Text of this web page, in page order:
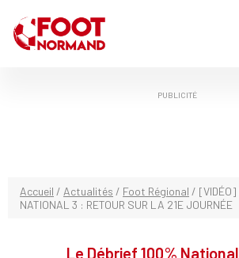
PUBLICITÉ
Accueil / Actualités / Foot Régional / [VIDÉO]
NATIONAL 3 : RETOUR SUR LA 21E JOURNÉE
Le Débrief 100%